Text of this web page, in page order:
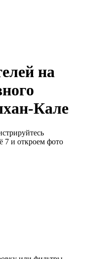
на
Кале
7 и откроем фото